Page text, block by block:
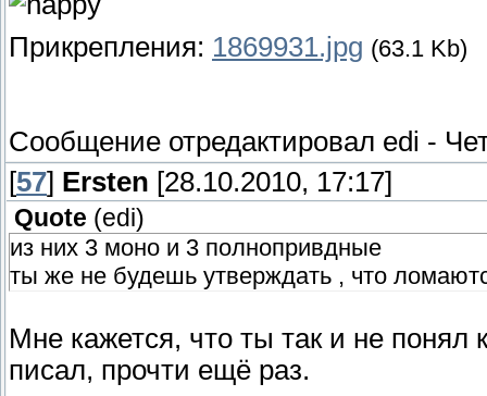
Прикрепления: 1869931.jpg (63.1 Kb)
Сообщение отредактировал edi -
[57] Ersten [28.10.2010, 17:17]
Quote (edi)
из них 3 моно и 3 полнопривдные
ты же не будешь утверждать , что
Мне кажется, что ты так и не понял
писал, прочти ещё раз.